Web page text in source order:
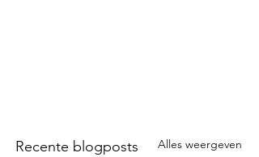
Recente blogposts Alles weergeven